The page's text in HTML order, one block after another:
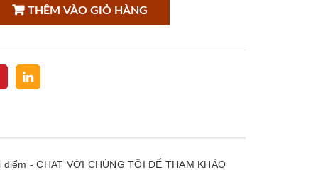
THÊM VÀO GIỎ HÀNG
- CHAT VỚI CHÚNG TÔI ĐỂ THAM KHẢO